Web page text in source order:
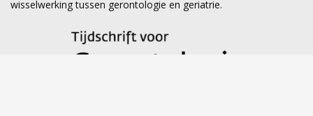
wisselwerking tussen gerontologie en geriatrie.